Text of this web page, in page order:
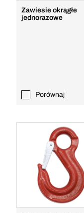
Zawiesie okrągłe
jednorazowe
Porównaj